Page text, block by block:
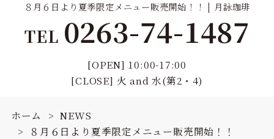
８月６日より夏季限定メニュー販売開始！！ | 月詠珈琲
TEL 0263-74-1487
[OPEN] 10:00-17:00
[CLOSE] 火 and 水(第2・4)
ホーム
NEWS
８月６日より夏季限定メニュー販売開始！！